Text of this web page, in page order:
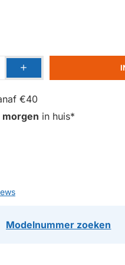
€40
morgen in huis*
Modelnummer zoeken